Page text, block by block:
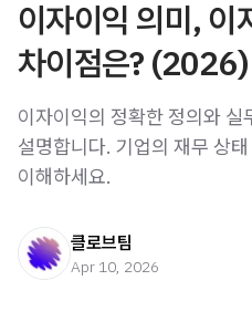
이자이익 의미, 이
차이점은? (2026)
이자이익의 정확한 정의와
설명합니다. 기업의 재무 상
이해하세요.
클로브팀
Apr 10, 2026